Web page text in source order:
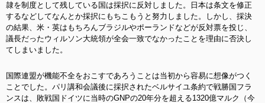
隷を制度として残している国は採択に反対しました。日本は条文を修正
するなどしてなんとか採択にもちこもうと努力しました。しかし、採決
の結果、米・英はもちろんブラジルやポーランドなどが反対票を投じ、
議長だったウィルソン大統領が全会一致でなかったことを理由に否決し
てしまいました。
国際連盟が機能不全をおこすであろうことは当初から容易に想像がつく
ことでした。パリ講和会議後に採択されたベルサイユ条約で戦勝国フラ
ンスは、敗戦国ドイツに当時のGNPの20年分を超える1320億マルク（今